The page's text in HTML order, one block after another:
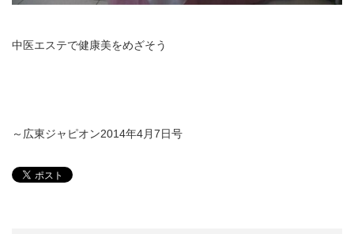
中医エステで健康美をめざそう
～広東ジャピオン2014年4月7日号